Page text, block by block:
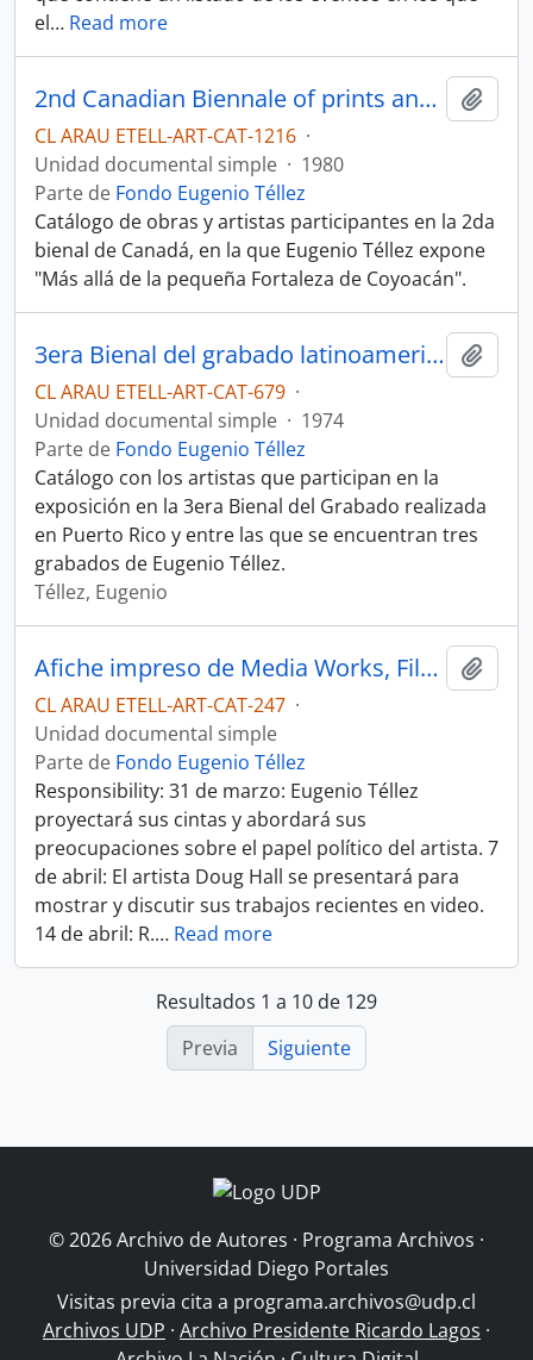
el… Read more
2nd Canadian Biennale of prints and drawings
CL ARAU ETELL-ART-CAT-1216 ·
Unidad documental simple · 1980
Parte de Fondo Eugenio Téllez
Catálogo de obras y artistas participantes en la 2da
bienal de Canadá, en la que Eugenio Téllez expone
"Más allá de la pequeña Fortaleza de Coyoacán".
3era Bienal del grabado latinoamericano en San Juan de Puerto Rico
CL ARAU ETELL-ART-CAT-679 ·
Unidad documental simple · 1974
Parte de Fondo Eugenio Téllez
Catálogo con los artistas que participan en la
exposición en la 3era Bienal del Grabado realizada
en Puerto Rico y entre las que se encuentran tres
grabados de Eugenio Téllez.
Téllez, Eugenio
Afiche impreso de Media Works, Film and Video Visitingartists.
CL ARAU ETELL-ART-CAT-247 ·
Unidad documental simple
Parte de Fondo Eugenio Téllez
Responsibility: 31 de marzo: Eugenio Téllez
proyectará sus cintas y abordará sus
preocupaciones sobre el papel político del artista. 7
de abril: El artista Doug Hall se presentará para
mostrar y discutir sus trabajos recientes en video.
14 de abril: R.… Read more
Resultados 1 a 10 de 129
Previa
Siguiente
© 2026 Archivo de Autores · Programa Archivos ·
Universidad Diego Portales
Visitas previa cita a programa.archivos@udp.cl
Archivos UDP · Archivo Presidente Ricardo Lagos ·